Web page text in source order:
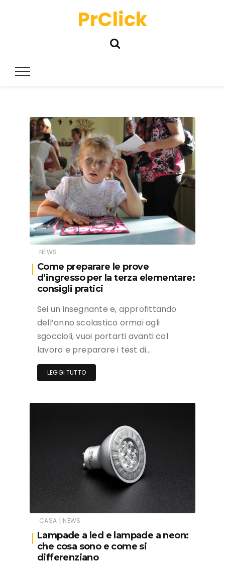
PrClick
NEWS
Come preparare le prove
d’ingresso per la terza elementare:
consigli pratici
Sei un insegnante e, approfittando
dell’anno scolastico ormai agli
sgoccioli, vuoi portarti avanti col
lavoro e preparare i test di…
LEGGI TUTTO
CASA | NEWS
Lampade a led e lampade a neon:
che cosa sono e come si
differenziano